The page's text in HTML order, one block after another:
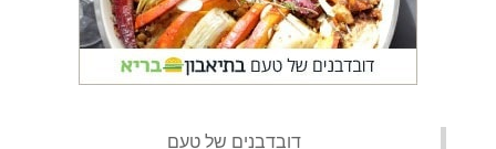
‏דובדבנים של טעם‏